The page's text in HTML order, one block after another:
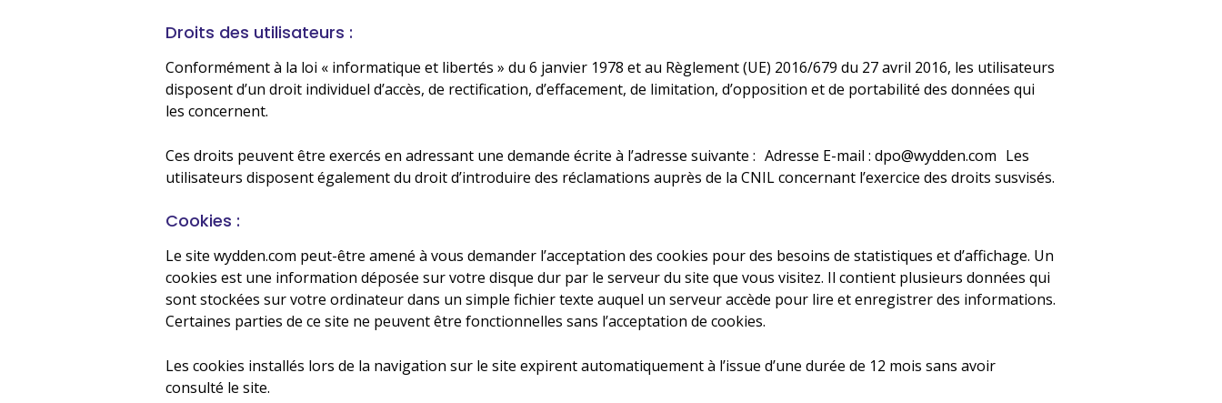
Droits des utilisateurs :
Conformément à la loi « informatique et libertés » du 6 janvier 1978 et au Règlement (UE) 2016/679 du 27 avril 2016, les utilisateurs
disposent d’un droit individuel d’accès, de rectification, d’effacement, de limitation, d’opposition et de portabilité des données qui
les concernent.
Ces droits peuvent être exercés en adressant une demande écrite à l’adresse suivante : Adresse E-mail : dpo@wydden.com Les
utilisateurs disposent également du droit d’introduire des réclamations auprès de la CNIL concernant l’exercice des droits susvisés.
Cookies :
Le site wydden.com peut-être amené à vous demander l’acceptation des cookies pour des besoins de statistiques et d’affichage. Un
cookies est une information déposée sur votre disque dur par le serveur du site que vous visitez. Il contient plusieurs données qui
sont stockées sur votre ordinateur dans un simple fichier texte auquel un serveur accède pour lire et enregistrer des informations.
Certaines parties de ce site ne peuvent être fonctionnelles sans l’acceptation de cookies.
Les cookies installés lors de la navigation sur le site expirent automatiquement à l’issue d’une durée de 12 mois sans avoir
consulté le site.